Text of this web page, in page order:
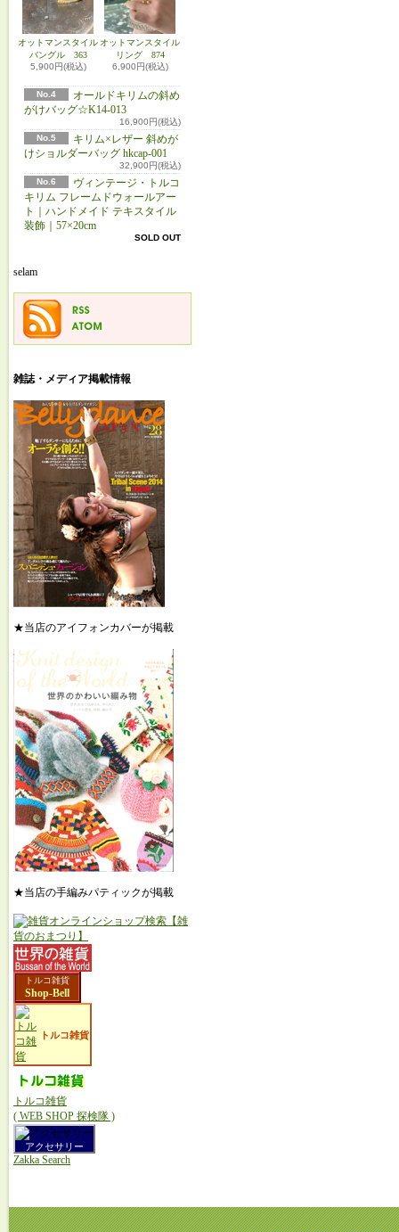
オットマンスタイル
バングル 363
5,900円(税込)
オットマンスタイル
リング 874
6,900円(税込)
No.4
オールドキリムの斜め
がけバッグ☆K14-013
16,900円(税込)
No.5
キリム×レザー 斜めが
けショルダーバッグ hkcap-001
32,900円(税込)
No.6
ヴィンテージ・トルコ
キリム フレームドウォールアー
ト｜ハンドメイド テキスタイル
装飾｜57×20cm
SOLD OUT
selam
雑誌・メディア掲載情報
★当店のアイフォンカバーが掲載
★当店の手編みパティックが掲載
トルコ雑貨
Shop-Bell
トルコ雑貨
トルコ雑貨
( WEB SHOP 探検隊 )
アクセサリー
Zakka Search